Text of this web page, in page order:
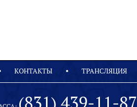
КОНТАКТЫ ТРАНСЛЯЦИЯ